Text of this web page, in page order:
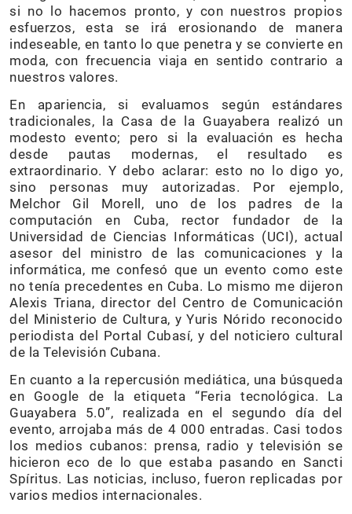
si no lo hacemos pronto, y con nuestros propios
esfuerzos, esta se irá erosionando de manera
indeseable, en tanto lo que penetra y se convierte en
moda, con frecuencia viaja en sentido contrario a
nuestros valores.
En apariencia, si evaluamos según estándares
tradicionales, la Casa de la Guayabera realizó un
modesto evento; pero si la evaluación es hecha
desde pautas modernas, el resultado es
extraordinario. Y debo aclarar: esto no lo digo yo,
sino personas muy autorizadas. Por ejemplo,
Melchor Gil Morell, uno de los padres de la
computación en Cuba, rector fundador de la
Universidad de Ciencias Informáticas (UCI), actual
asesor del ministro de las comunicaciones y la
informática, me confesó que un evento como este
no tenía precedentes en Cuba. Lo mismo me dijeron
Alexis Triana, director del Centro de Comunicación
del Ministerio de Cultura, y Yuris Nórido reconocido
periodista del Portal Cubasí, y del noticiero cultural
de la Televisión Cubana.
En cuanto a la repercusión mediática, una búsqueda
en Google de la etiqueta “Feria tecnológica. La
Guayabera 5.0”, realizada en el segundo día del
evento, arrojaba más de 4 000 entradas. Casi todos
los medios cubanos: prensa, radio y televisión se
hicieron eco de lo que estaba pasando en Sancti
Spíritus. Las noticias, incluso, fueron replicadas por
varios medios internacionales.